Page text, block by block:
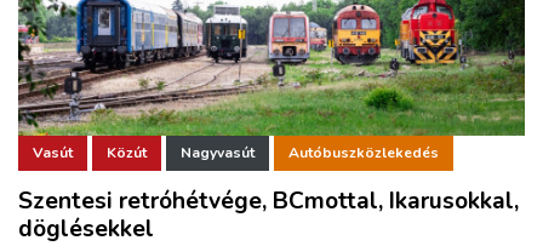
Vasút Közút Nagyvasút Autóbuszközlekedés
Szentesi retróhétvége, BCmottal, Ikarusokkal,
döglésekkel